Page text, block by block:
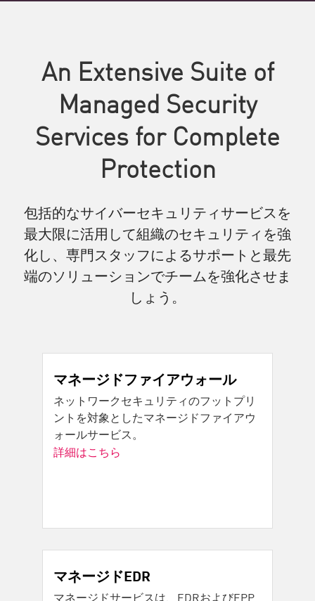
An Extensive Suite of
Managed Security
Services for Complete
Protection
包括的なサイバーセキュリティサービスを
最大限に活用して組織のセキュリティを強
化し、専門スタッフによるサポートと最先
端のソリューションでチームを強化させま
しょう。
マネージドファイアウォール
ネットワークセキュリティのフットプリ
ントを対象としたマネージドファイアウ
ォールサービス。
詳細はこちら
マネージドEDR
マネージドサービスは、EDRおよびEPP